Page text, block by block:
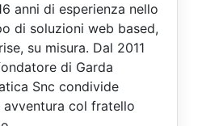
anni di esperienza nello
di soluzioni web based,
su misura. Dal 2011
di Garda
Snc condivide
avventura col fratello